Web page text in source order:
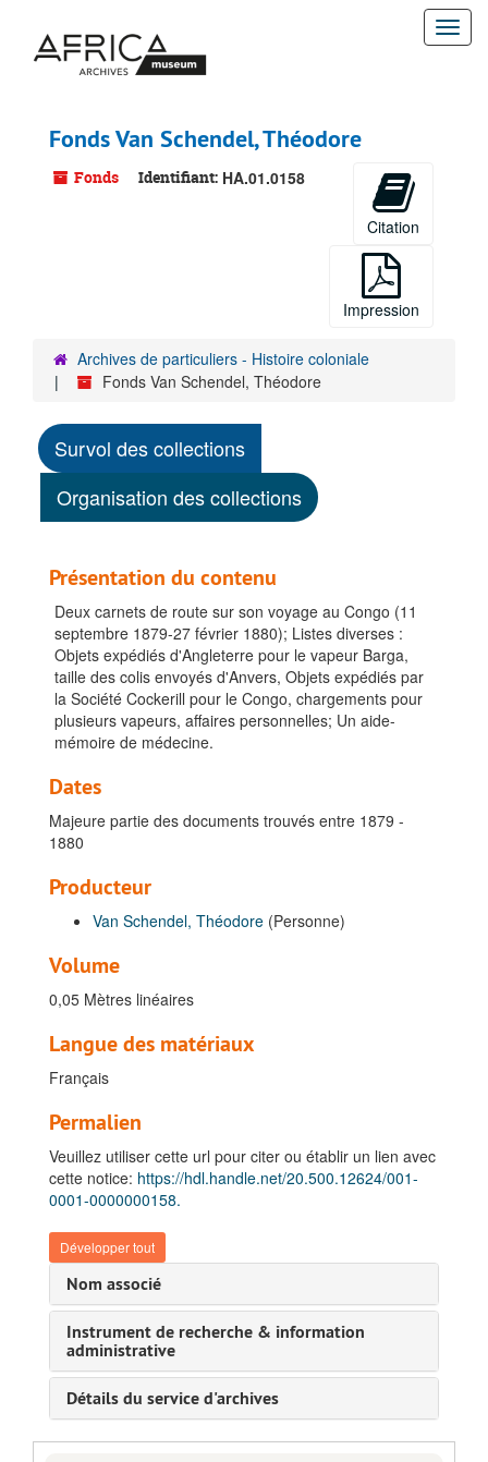
contenu
Fonds Van Schendel, Théodore
Fonds Identifiant: HA.01.0158
Citation
Impression
Archives de particuliers - Histoire coloniale
Fonds Van Schendel, Théodore
Survol des collections
Organisation des collections
Présentation du contenu
Deux carnets de route sur son voyage au Congo (11
septembre 1879-27 février 1880); Listes diverses :
Objets expédiés d'Angleterre pour le vapeur Barga,
taille des colis envoyés d'Anvers, Objets expédiés par
la Société Cockerill pour le Congo, chargements pour
plusieurs vapeurs, affaires personnelles; Un aide-
mémoire de médecine.
Dates
Majeure partie des documents trouvés entre 1879 -
1880
Producteur
Van Schendel, Théodore (Personne)
Volume
0,05 Mètres linéaires
Langue des matériaux
Français
Permalien
Veuillez utiliser cette url pour citer ou établir un lien avec
cette notice: https://hdl.handle.net/20.500.12624/001-
0001-0000000158.
Développer tout
Nom associé
Instrument de recherche & information
administrative
Détails du service d'archives